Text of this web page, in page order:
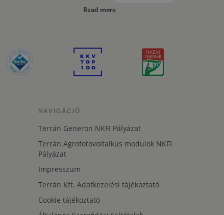
Read more
NAVIGÁCIÓ
Terrán Generon NKFI Pályázat
Terrán Agrofotovoltaikus modulok NKFI
Pályázat
Impresszum
Terrán Kft. Adatkezelési tájékoztató
Cookie tájékoztató